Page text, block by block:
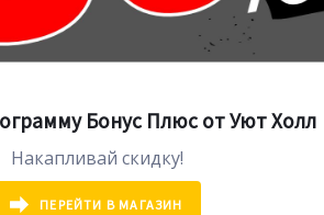
Бонус Плюс от Уют Холл
Накапливай скидку!
ПЕРЕЙТИ В МАГАЗИН